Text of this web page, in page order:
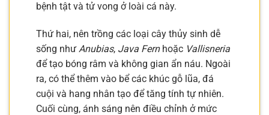
bệnh tật và tử vong ở loài cá này.
Thứ hai, nên trồng các loại cây thủy sinh dễ
sống như Anubias, Java Fernhoặc Vallisneria
để tạo bóng râm và không gian ẩn náu. Ngoài
ra, có thể thêm vào bể các khúc gỗ lũa, đá
cuội và hang nhân tạo để tăng tính tự nhiên.
Cuối cùng, ánh sáng nên điều chỉnh ở mức